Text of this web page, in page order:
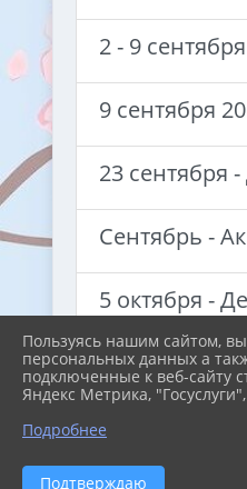
2 - 9
9 сентября
23 сентября
Сентябрь -
5 октября -
30 сентября
27 октября -
Пользуясь нашим сайтом,
персональных данных а
подключенные к веб-сайту
Яндекс Метрика,
Подробнее
Подтверждаю